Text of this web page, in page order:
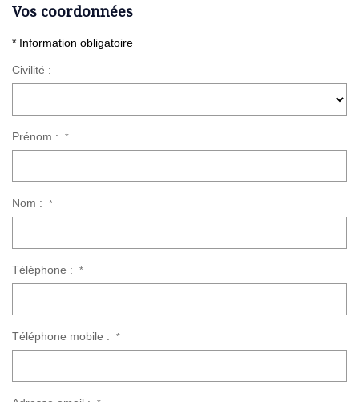
Vos coordonnées
* Information obligatoire
Civilité :
Prénom : *
Nom : *
Téléphone : *
Téléphone mobile : *